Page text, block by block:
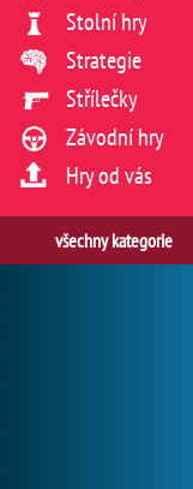
Stolní hry
Strategie
Střílečky
Závodní hry
Hry od vás
všechny kategorie